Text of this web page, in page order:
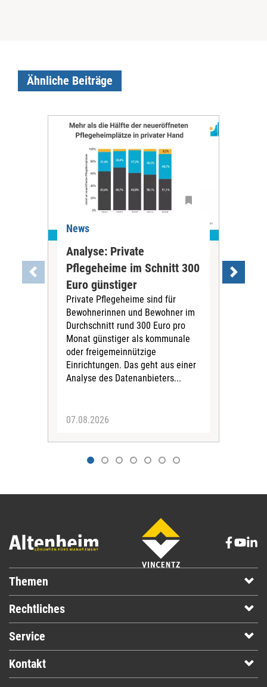
Ähnliche Beiträge
News
Analyse: Private
Pflegeheime im Schnitt 300
Euro günstiger
Private Pflegeheime sind für
Bewohnerinnen und Bewohner im
Durchschnitt rund 300 Euro pro
Monat günstiger als kommunale
oder freigemeinnützige
Einrichtungen. Das geht aus einer
Analyse des Datenanbieters...
07.08.2026
Themen
Rechtliches
Service
Kontakt